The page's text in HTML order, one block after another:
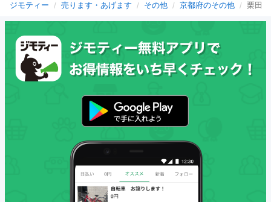
ジモティー 売ります・あげます その他 京都府のその他 栗田